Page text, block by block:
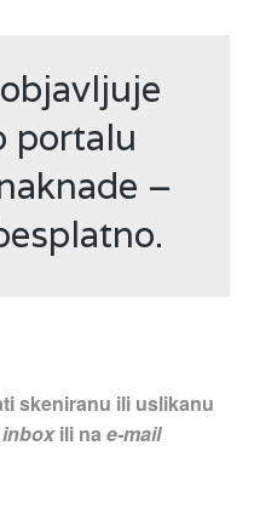
portalu
–
skeniranu ili uslikanu
ili nae-mail